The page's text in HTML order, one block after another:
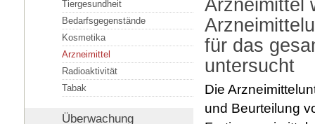
Tiergesundheit
Bedarfsgegenstände
Kosmetika
Arzneimittel
Radioaktivität
Tabak
Überwachung
Arzneimittel
für das
untersucht
Die
und Beurteilung